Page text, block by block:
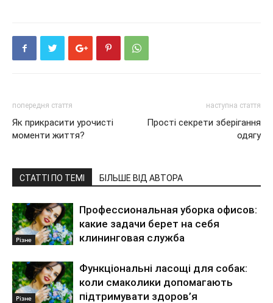
попередня стаття
Як прикрасити урочисті
моменти життя?
наступна стаття
Прості секрети зберігання
одягу
СТАТТІ ПО ТЕМІ БІЛЬШЕ ВІД АВТОРА
Різне
Профессиональная уборка офисов:
какие задачи берет на себя
клининговая служба
Різне
Функціональні ласощі для собак:
коли смаколики допомагають
підтримувати здоров’я